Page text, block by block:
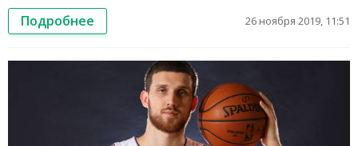
Подробнее 26 ноября 2019, 11:51